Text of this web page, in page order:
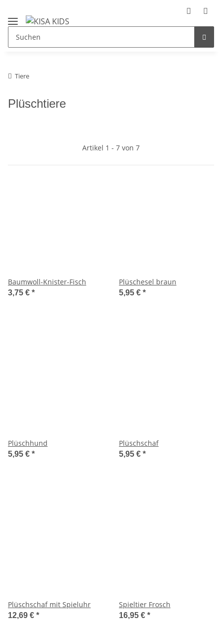
Tiere
Plüschtiere
Artikel 1 - 7 von 7
Baumwoll-Knister-Fisch
3,75 € *
Plüschesel braun
5,95 € *
Plüschhund
5,95 € *
Plüschschaf
5,95 € *
Plüschschaf mit Spieluhr
12,69 € *
Spieltier Frosch
16,95 € *